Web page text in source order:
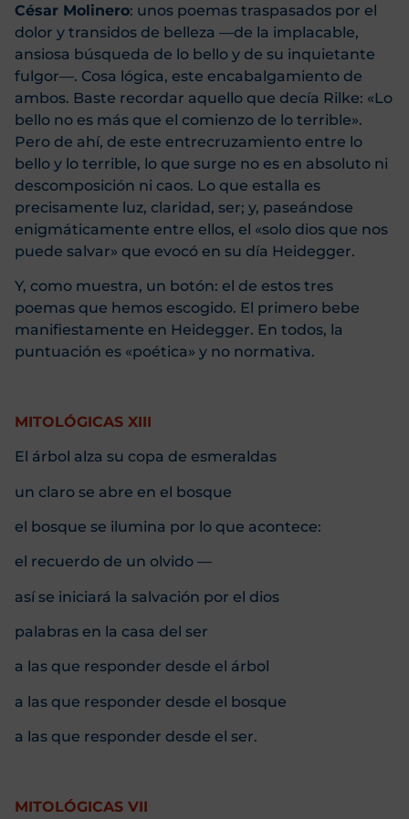
César Molinero: unos poemas traspasados por el
dolor y transidos de belleza —de la implacable,
ansiosa búsqueda de lo bello y de su inquietante
fulgor—. Cosa lógica, este encabalgamiento de
ambos. Baste recordar aquello que decía Rilke: «Lo
bello no es más que el comienzo de lo terrible».
Pero de ahí, de este entrecruzamiento entre lo
bello y lo terrible, lo que surge no es en absoluto ni
descomposición ni caos. Lo que estalla es
precisamente luz, claridad, ser; y, paseándose
enigmáticamente entre ellos, el «solo dios que nos
puede salvar» que evocó en su día Heidegger.
Y, como muestra, un botón: el de estos tres
poemas que hemos escogido. El primero bebe
manifiestamente en Heidegger. En todos, la
puntuación es «poética» y no normativa.
MITOLÓGICAS XIII
El árbol alza su copa de esmeraldas
un claro se abre en el bosque
el bosque se ilumina por lo que acontece:
el recuerdo de un olvido —
así se iniciará la salvación por el dios
palabras en la casa del ser
a las que responder desde el árbol
a las que responder desde el bosque
a las que responder desde el ser.
MITOLÓGICAS VII